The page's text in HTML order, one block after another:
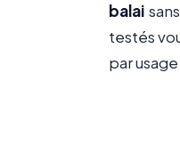
balai
testés
par